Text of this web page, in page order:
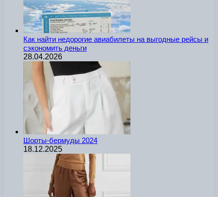
Как найти недорогие авиабилеты на выгодные рейсы и
сэкономить деньги
28.04.2026
Шорты-бермуды 2024
18.12.2025